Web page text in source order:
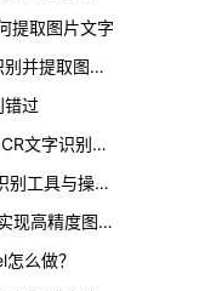
提取图片文字
图片文字提取工具哪个好用？分享几种快速识别并提取图中文本的妙招
错过
日常办公如何快速提取图片中的文字？聊聊OCR文字识别的使用体验
如何高效进行OCR文字识别？批量OCR文字识别工具与操作指南
怎么快速复制图片里的内容？用2345看图王实现高精度图片文字提取
么做？